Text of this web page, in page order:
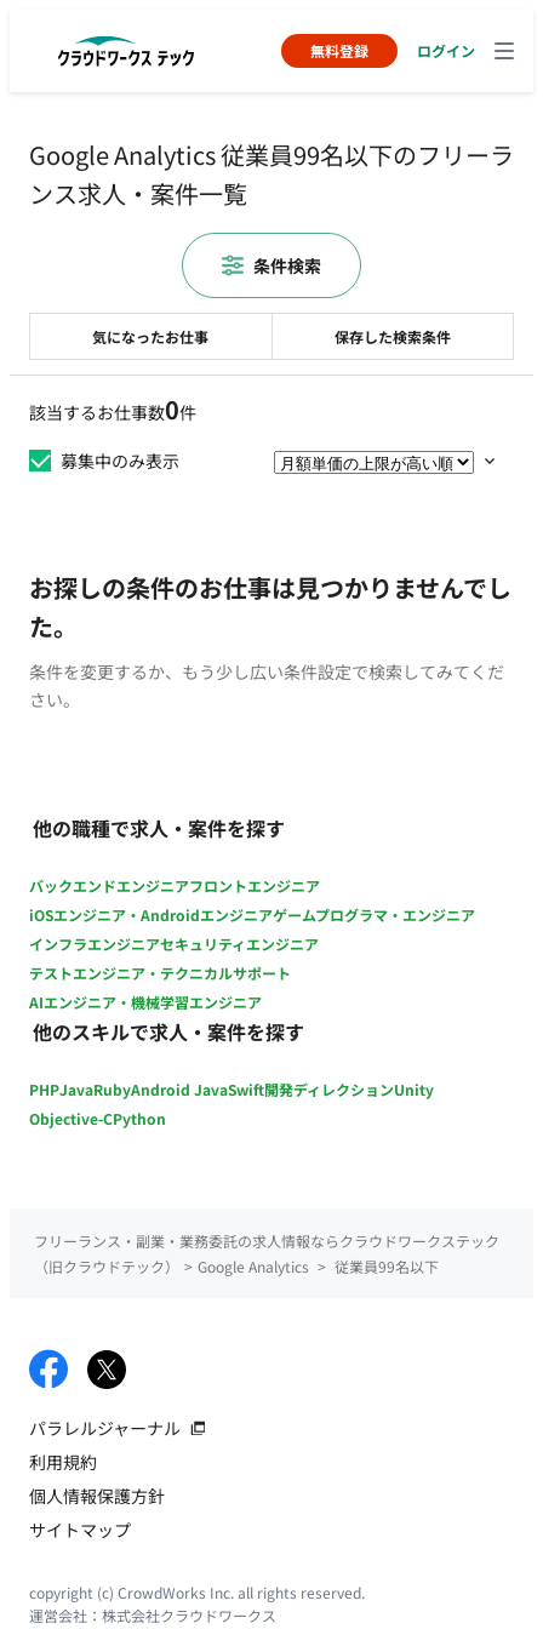
無料登録 ログイン
Google Analytics 従業員99名以下のフリーラ
ンス求人・案件一覧
該当するお仕事数0件
募集中のみ表示
お探しの条件のお仕事は見つかりませんでし
た。
条件を変更するか、もう少し広い条件設定で検索してみてくだ
さい。
他の職種で求人・案件を探す
バックエンドエンジニアフロントエンジニア
iOSエンジニア・Androidエンジニアゲームプログラマ・エンジニア
インフラエンジニアセキュリティエンジニア
テストエンジニア・テクニカルサポート
AIエンジニア・機械学習エンジニア
他のスキルで求人・案件を探す
PHPJavaRubyAndroid JavaSwift開発ディレクションUnity
Objective-CPython
気になったお仕事 保存した検索条件
条件検索
フリーランス・副業・業務委託の求人情報ならクラウドワークステック
（旧クラウドテック）
> Google Analytics > 従業員99名以下
パラレルジャーナル
利用規約
個人情報保護方針
サイトマップ
copyright (c) CrowdWorks Inc. all rights reserved.
運営会社： 株式会社クラウドワークス